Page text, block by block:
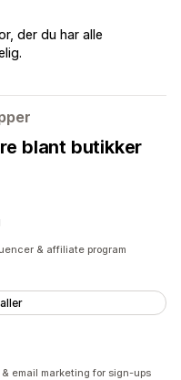
der du har alle
blant butikker
& affiliate program
email marketing for sign-ups